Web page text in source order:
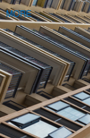
MORE